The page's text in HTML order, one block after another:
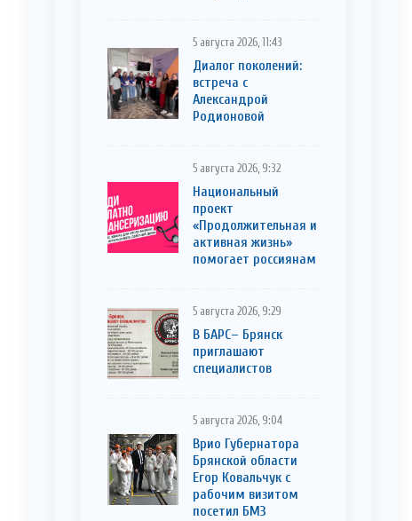
5 августа 2026, 11:43
Диалог поколений:
встреча с
Александрой
Родионовой
5 августа 2026, 9:32
Национальный
проект
«Продолжительная и
активная жизнь»
помогает россиянам
5 августа 2026, 9:29
В БАРС– Брянcк
приглaшают
cпециaлистoв
5 августа 2026, 9:04
Врио Губернатора
Брянской области
Егор Ковальчук с
рабочим визитом
посетил БМЗ